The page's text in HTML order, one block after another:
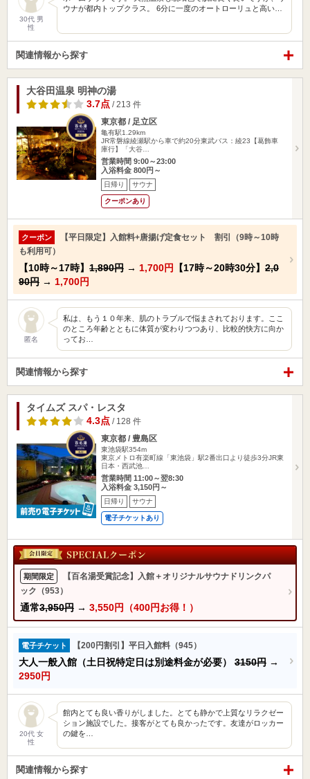
30代 男
性
ウナが都内トップクラス。 6分に一度のオートローリュと高い…
関連情報から探す
大谷田温泉 明神の湯
3.7点 / 213 件
東京都 / 足立区
亀有駅1.29km
JR常磐線綾瀬駅から車で約20分東武バス：綾23【葛飾車
庫行】「大谷…
営業時間 9:00～23:00
入浴料金 800円～
日帰り サウナ
クーポンあり
クーポン
【平日限定】入館料+唐揚げ定食セット 割引（9時～10時
も利用可）
【10時～17時】 1,890円 → 1,700円 【17時～20時30分】 2,0
90円 → 1,700円
匿名
私は、もう１０年来、肌のトラブルで悩まされております。ここ
のところ年齢とともに体質が変わりつつあり、比較的快方に向か
ってお…
関連情報から探す
タイムズ スパ・レスタ
4.3点 / 128 件
東京都 / 豊島区
東池袋駅354m
東京メトロ有楽町線「東池袋」駅2番出口より徒歩3分JR東
日本・西武池…
営業時間 11:00～翌8:30
入浴料金 3,150円～
日帰り サウナ
電子チケットあり
期間限定
【百名湯受賞記念】入館＋オリジナルサウナドリンクパ
ック（953）
通常3,950円 → 3,550円（400円お得！）
電子チケット 【200円割引】平日入館料（945）
大人一般入館（土日祝特定日は別途料金が必要） 3150円 →
2950円
20代 女
性
館内とても良い香りがしました。とても静かで上質なリラクゼー
ション施設でした。接客がとても良かったです。友達がロッカー
の鍵を…
関連情報から探す